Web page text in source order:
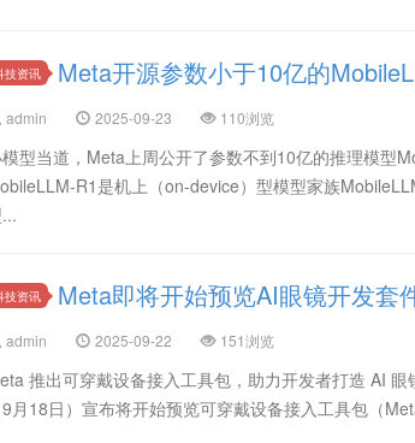
技资讯 Meta开源参数小于10亿的
admin 2025-09-23 110浏览
型当道，Meta上周公开了参数不到10亿的推理模型
R1是机上（on-device）型模型家族
技资讯 Meta即将开始预览AI眼镜开发套
admin 2025-09-22 151浏览
推出可穿戴设备接入工具包，助力开发者打造 AI
9月18日）宣布将开始预览可穿戴设备接入工具包（